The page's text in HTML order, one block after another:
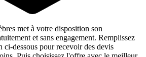
met à votre disposition son
et sans engagement. Remplissez
ci-dessous pour recevoir des devis